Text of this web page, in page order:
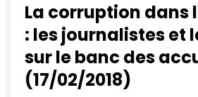
La corruption dans
: les journalistes et
sur le banc des
(17/02/2018)